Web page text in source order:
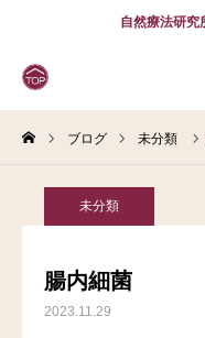
自然療法研究
ブログ 未分類
未分類
腸内細菌
2023.11.29
電話予約